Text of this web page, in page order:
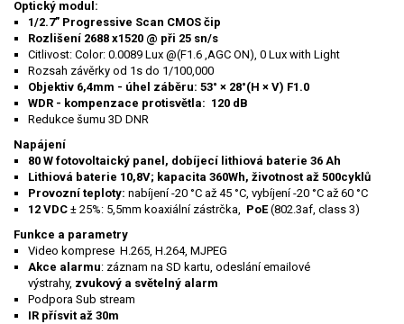
Optický modul:
1/2.7” Progressive Scan CMOS čip
Rozlišení 2688 x1520 @ při 25 sn/s
Citlivost: Color: 0.0089 Lux @(F1.6 ,AGC ON), 0 Lux with Light
Rozsah závěrky od 1s do 1/100,000
Objektiv 6,4mm - úhel záběru: 53° × 28°(H × V) F1.0
WDR - kompenzace protisvětla: 120 dB
Redukce šumu 3D DNR
Napájení
80 W fotovoltaický panel, dobíjecí lithiová baterie 36 Ah
Lithiová baterie 10,8V; kapacita 360Wh, životnost až 500cyklů
Provozní teploty: nabíjení -20 °C až 45 °C, vybíjení -20 °C až 60 °C
12 VDC ± 25%: 5,5mm koaxiální zástrčka, PoE(802.3af, class 3)
Funkce a parametry
Video komprese H.265, H.264, MJPEG
Akce alarmu: záznam na SD kartu, odeslání emailové
výstrahy, zvukový a světelný alarm
Podpora Sub stream
IR přísvit až 30m